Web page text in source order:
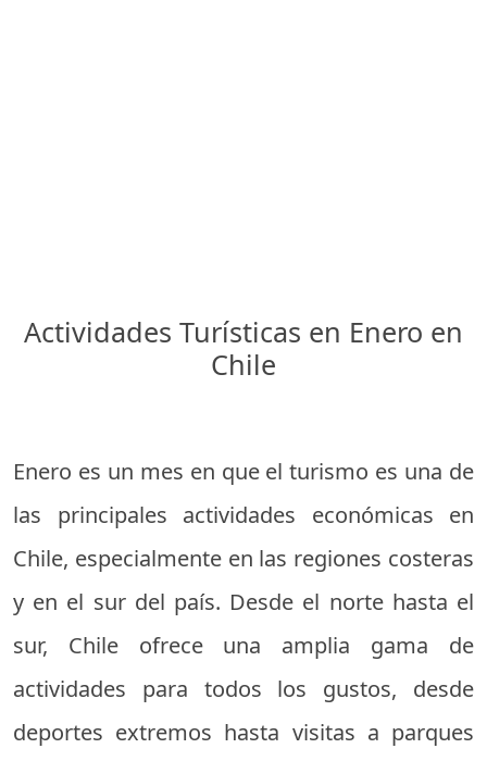
Actividades Turísticas en Enero en
Chile
Enero es un mes en que el turismo es una de
las principales actividades económicas en
Chile, especialmente en las regiones costeras
y en el sur del país. Desde el norte hasta el
sur, Chile ofrece una amplia gama de
actividades para todos los gustos, desde
deportes extremos hasta visitas a parques